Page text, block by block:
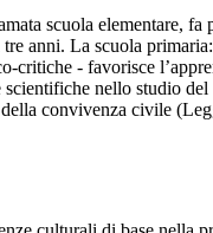
scuola elementare,
anni. La scuola
- favorisce
nello studio
convivenza civile